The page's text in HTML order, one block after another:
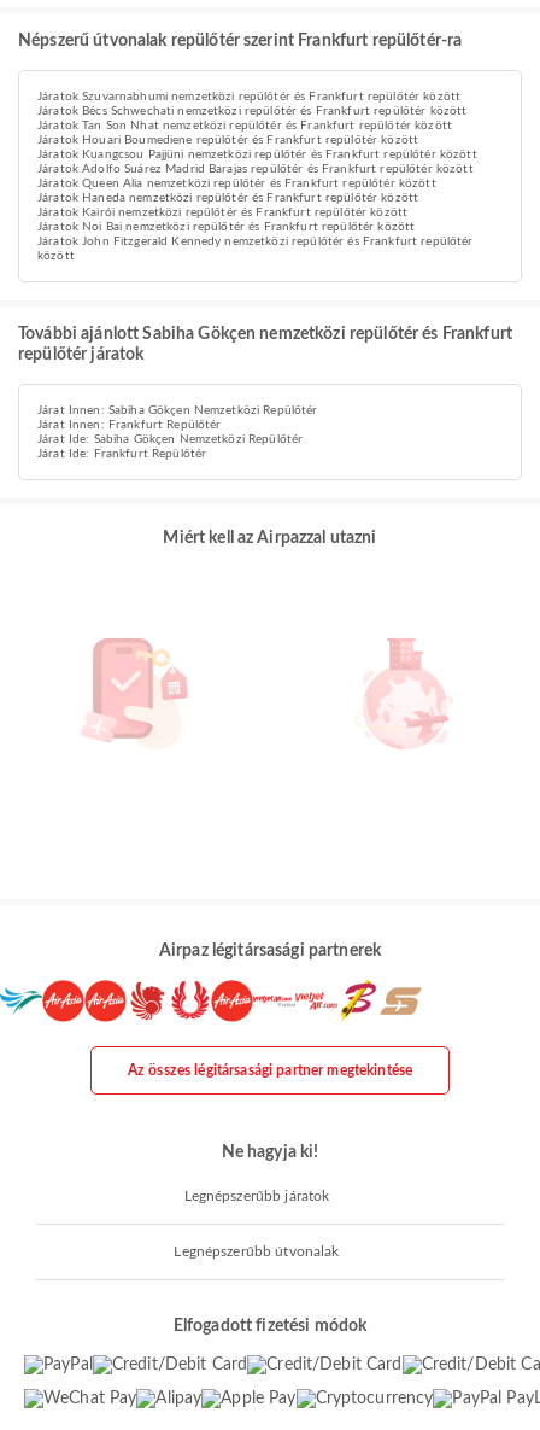
Népszerű útvonalak repülőtér szerint Frankfurt repülőtér-ra
Járatok Szuvarnabhumi nemzetközi repülőtér és Frankfurt repülőtér között
Járatok Bécs Schwechati nemzetközi repülőtér és Frankfurt repülőtér között
Járatok Tan Son Nhat nemzetközi repülőtér és Frankfurt repülőtér között
Járatok Houari Boumediene repülőtér és Frankfurt repülőtér között
Járatok Kuangcsou Pajjüni nemzetközi repülőtér és Frankfurt repülőtér között
Járatok Adolfo Suárez Madrid Barajas repülőtér és Frankfurt repülőtér között
Járatok Queen Alia nemzetközi repülőtér és Frankfurt repülőtér között
Járatok Haneda nemzetközi repülőtér és Frankfurt repülőtér között
Járatok Kairói nemzetközi repülőtér és Frankfurt repülőtér között
Járatok Noi Bai nemzetközi repülőtér és Frankfurt repülőtér között
Járatok John Fitzgerald Kennedy nemzetközi repülőtér és Frankfurt repülőtér
között
További ajánlott Sabiha Gökçen nemzetközi repülőtér és Frankfurt
repülőtér járatok
Járat Innen: Sabiha Gökçen Nemzetközi Repülőtér
Járat Innen: Frankfurt Repülőtér
Járat Ide: Sabiha Gökçen Nemzetközi Repülőtér
Járat Ide: Frankfurt Repülőtér
Miért kell az Airpazzal utazni
Airpaz légitársasági partnerek
Az összes légitársasági partner megtekintése
Ne hagyja ki!
Legnépszerűbb járatok
Legnépszerűbb útvonalak
Elfogadott fizetési módok